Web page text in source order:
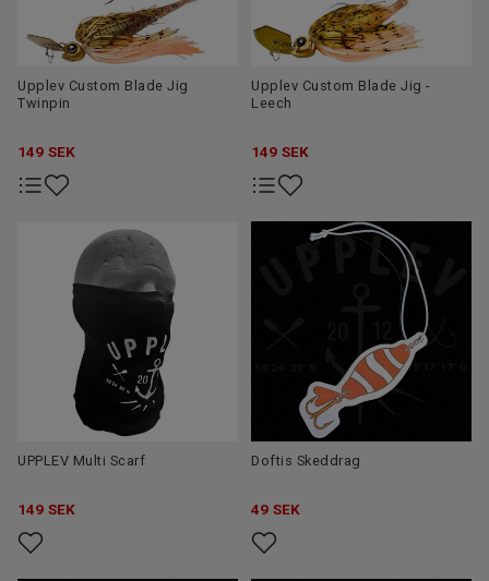
Upplev Custom Blade Jig
Twinpin
149 SEK
Upplev Custom Blade Jig -
Leech
149 SEK
UPPLEV Multi Scarf
149 SEK
Doftis Skeddrag
49 SEK